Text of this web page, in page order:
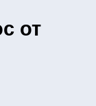
от